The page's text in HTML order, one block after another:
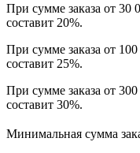
При сумме заказа от 30
составит 20%.
При сумме заказа от
составит 25%.
При сумме заказа от
составит 30%.
Минимальная сумма